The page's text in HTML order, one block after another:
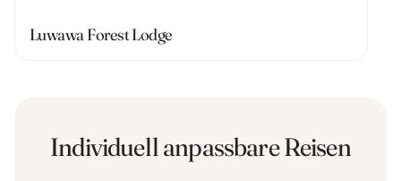
Luwawa Forest Lodge
Individuell anpassbare Reisen